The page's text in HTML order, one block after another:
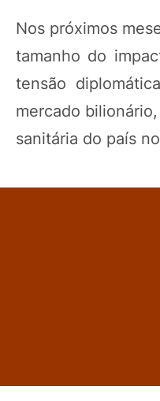
Nos próximos
tamanho do
tensão
mercado
sanitária do país